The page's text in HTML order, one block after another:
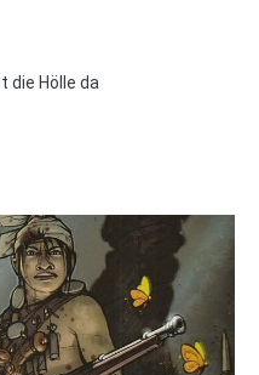
die Hölle da